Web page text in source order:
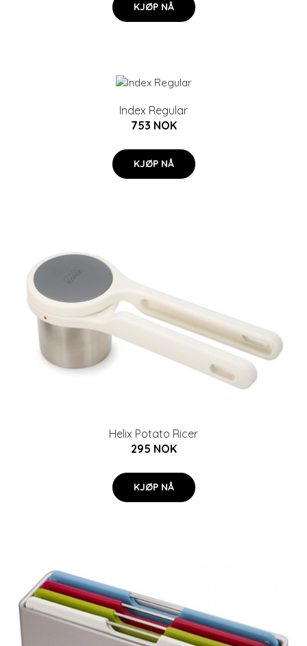
KJØP NÅ
Index Regular
753 NOK
KJØP NÅ
Helix Potato Ricer
295 NOK
KJØP NÅ